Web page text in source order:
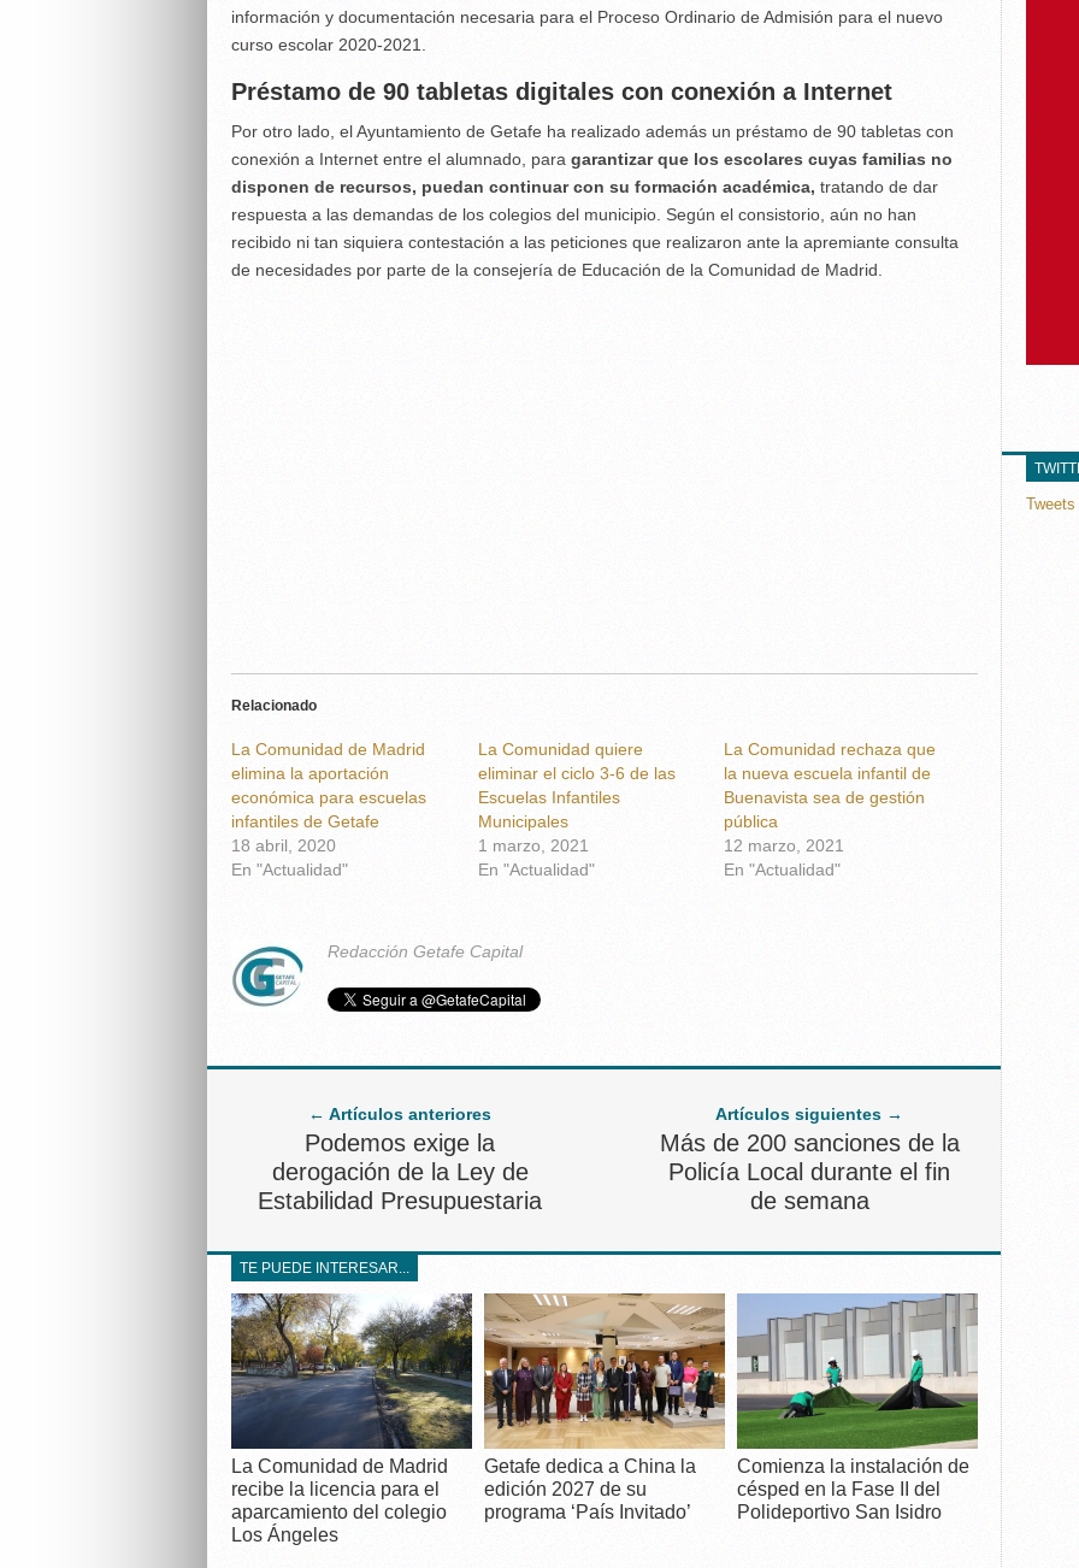
información y documentación necesaria para el Proceso Ordinario de Admisión para el nuevo
curso escolar 2020-2021.
Préstamo de 90 tabletas digitales con conexión a Internet
Por otro lado, el Ayuntamiento de Getafe ha realizado además un préstamo de 90 tabletas con
conexión a Internet entre el alumnado, para garantizar que los escolares cuyas familias no
disponen de recursos, puedan continuar con su formación académica, tratando de dar
respuesta a las demandas de los colegios del municipio. Según el consistorio, aún no han
recibido ni tan siquiera contestación a las peticiones que realizaron ante la apremiante consulta
de necesidades por parte de la consejería de Educación de la Comunidad de Madrid.
Relacionado
La Comunidad de Madrid
elimina la aportación
económica para escuelas
infantiles de Getafe
18 abril, 2020
En "Actualidad"
La Comunidad quiere
eliminar el ciclo 3-6 de las
Escuelas Infantiles
Municipales
1 marzo, 2021
En "Actualidad"
La Comunidad rechaza que
la nueva escuela infantil de
Buenavista sea de gestión
pública
12 marzo, 2021
En "Actualidad"
Redacción Getafe Capital
← Artículos anteriores
Podemos exige la
derogación de la Ley de
Estabilidad Presupuestaria
Artículos siguientes →
Más de 200 sanciones de la
Policía Local durante el fin
de semana
TE PUEDE INTERESAR...
La Comunidad de Madrid
recibe la licencia para el
aparcamiento del colegio
Los Ángeles
Getafe dedica a China la
edición 2027 de su
programa ‘País Invitado’
Comienza la instalación de
césped en la Fase II del
Polideportivo San Isidro